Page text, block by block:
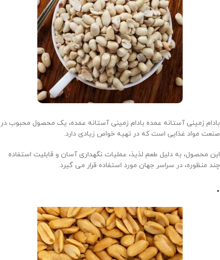
بادام زمینی آستانه عمده بادام زمینی آستانه عمده، یک محصول محبوب در
صنعت مواد غذایی است که در تهیه خواص زیادی دارد.
این محصول، به دلیل طعم لذیذ، عملیات نگهداری آسان و قابلیت استفاده
چند منظوره، در سراسر جهان مورد استفاده قرار می گیرد.
.